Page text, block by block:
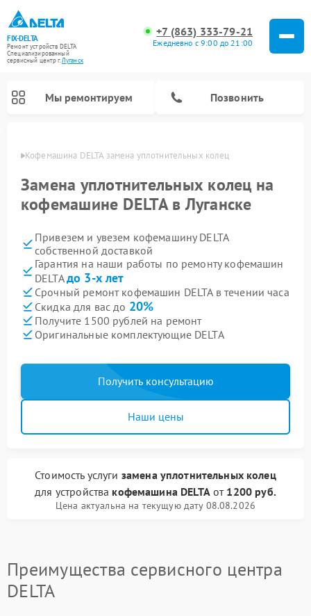
FIX-DELTA
Ремонт устройств DELTA
Специализированный
cервисный центр г.Луганск
+7 (863) 333-79-21
Ежедневно с 9:00 до 21:00
Мы ремонтируем Позвонить
Кофемашина DELTA замена уплотнительных колец
Замена уплотнительных колец на
кофемашине DELTA в Луганске
Привезем и увезем кофемашину DELTA
собственной доставкой
Гарантия на наши работы по ремонту кофемашин
DELTAдо 3-х лет
Срочный ремонт кофемашин DELTA в течении часа
Скидка для вас до 20%
Получите 1500 рублей на ремонт
Оригинальные комплектующие DELTA
Получить консультацию
Наши цены
Стоимость услуги замена уплотнительных колец
для устройства кофемашина DELTAот 1200 руб.
Цена актуальна на текущую дату 08.08.2026
Преимущества сервисного центра
DELTA